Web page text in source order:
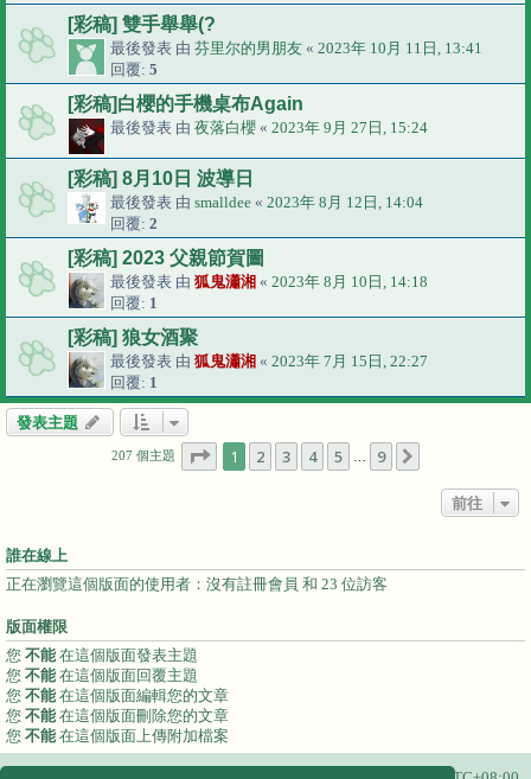
[彩稿] 雙手舉舉(?
最後發表 由 芬里尔的男朋友 « 2023年 10月 11日, 13:41
回覆: 5
[彩稿]白櫻的手機桌布Again
最後發表 由 夜落白櫻 « 2023年 9月 27日, 15:24
[彩稿] 8月10日 波導日
最後發表 由 smalldee « 2023年 8月 12日, 14:04
回覆: 2
[彩稿] 2023 父親節賀圖
最後發表 由 狐鬼瀟湘 « 2023年 8月 10日, 14:18
回覆: 1
[彩稿] 狼女酒聚
最後發表 由 狐鬼瀟湘 « 2023年 7月 15日, 22:27
回覆: 1
發表主題
207 個主題 1 頁 (共9 頁)
1 2 3 4 5 9
前往
誰在線上
正在瀏覽這個版面的使用者：沒有註冊會員 和 23 位訪客
版面權限
您 不能 在這個版面發表主題
您 不能 在這個版面回覆主題
您 不能 在這個版面編輯您的文章
您 不能 在這個版面刪除您的文章
您 不能 在這個版面上傳附加檔案